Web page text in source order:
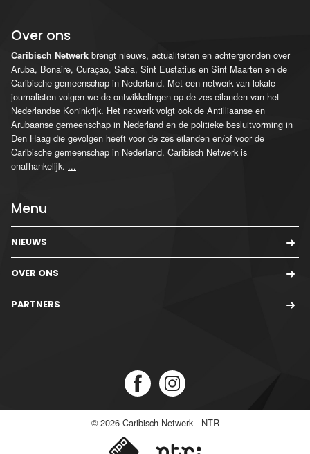
Over ons
Caribisch Netwerk brengt nieuws, actualiteiten en achtergronden over
Aruba, Bonaire, Curaçao, Saba, Sint Eustatius en Sint Maarten en de
Caribische gemeenschap in Nederland. Met een netwerk van lokale
journalisten volgen we de ontwikkelingen op de zes eilanden van het
Nederlandse Koninkrijk. Het netwerk volgt ook de Antilliaanse en
Arubaanse gemeenschap in Nederland en de politieke besluitvorming in
Den Haag die gevolgen heeft voor de zes eilanden en/of voor de
Caribische gemeenschap in Nederland. Caribisch Netwerk is
onafhankelijk. ...
Menu
NIEUWS
OVER ONS
PARTNERS
© 2026 Caribisch Netwerk - NTR